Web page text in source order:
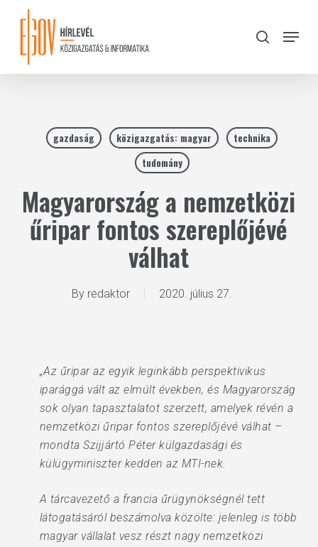
content
search
Menu
gazdaság közigazgatás: magyar
technika
tudomány
Magyarország a nemzetközi
űripar fontos szereplőjévé
válhat
By redaktor 2020. július 27.
„Az űripar az egyik leginkább perspektivikus
iparággá vált az elmúlt években, és Magyarország
sok olyan tapasztalatot szerzett, amelyek révén a
nemzetközi űripar fontos szereplőjévé válhat –
mondta Szijjártó Péter külgazdasági és
külügyminiszter kedden az MTI-nek.
A tárcavezető a francia űrügynökségnél tett
látogatásáról beszámolva közölte: jelenleg is több
magyar vállalat vesz részt nagy nemzetközi
Close